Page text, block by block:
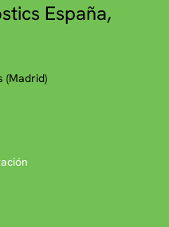
España,
(Madrid)